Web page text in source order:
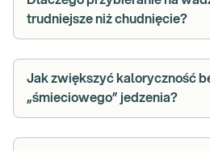
trudniejsze niż chudnięcie?
Jak zwiększyć kaloryczność
„śmieciowego” jedzenia?